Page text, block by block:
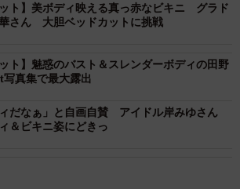
ット】美ボディ映える真っ赤なビキニ グラド
さん 大胆ベッドカットに挑戦
ット】魅惑のバスト＆スレンダーボディの田野
真集で最大露出
ィだなぁ」と自画自賛 アイドル岸みゆさん
＆ビキニ姿にどきっ